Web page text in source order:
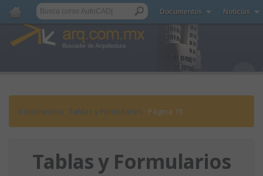
Documentos Noticias
Documentos : Tablas y Formularios : Página 18
Tablas y Formularios